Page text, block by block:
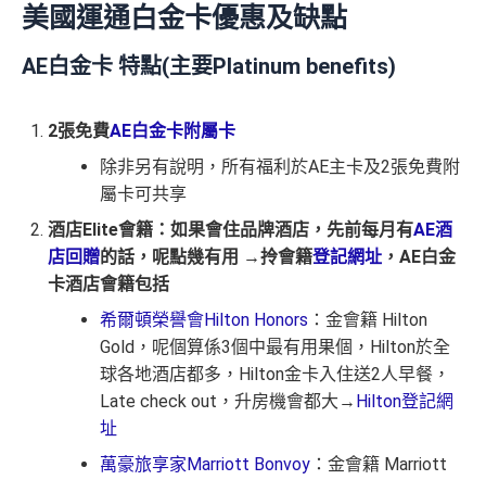
美國運通白金卡優惠及缺點
AE白金卡 特點(主要Platinum benefits)
2張免費AE白金卡附屬卡
除非另有說明，所有福利於AE主卡及2張免費附
屬卡可共享
酒店Elite會籍：如果會住品牌酒店，先前每月有AE酒
店回贈的話，呢點幾有用 →拎會籍登記網址 ，AE白金
卡酒店會籍包括
希爾頓榮譽會Hilton Honors ：金會籍 Hilton
Gold，呢個算係3個中最有用果個，Hilton於全
球各地酒店都多，Hilton金卡入住送2人早餐，
Late check out，升房機會都大→ Hilton登記網
址
萬豪旅享家Marriott Bonvoy ：金會籍 Marriott